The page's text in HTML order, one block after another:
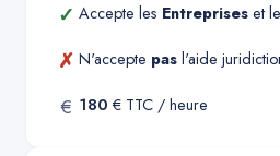
✓ Accepte les Entreprises et
✗ N'accepte pas l'aide
€ 180 € TTC / heure